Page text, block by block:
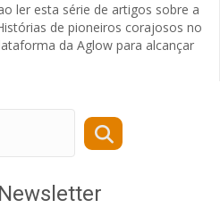
ler esta série de artigos sobre a
de pioneiros corajosos no
da Aglow para alcançar